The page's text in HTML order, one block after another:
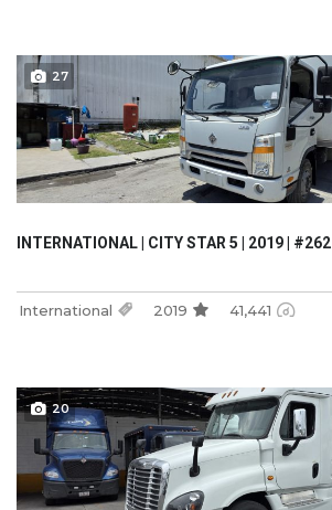
27
INTERNATIONAL | CITY STAR 5 | 2019 | #262
International 2019 41,441
20